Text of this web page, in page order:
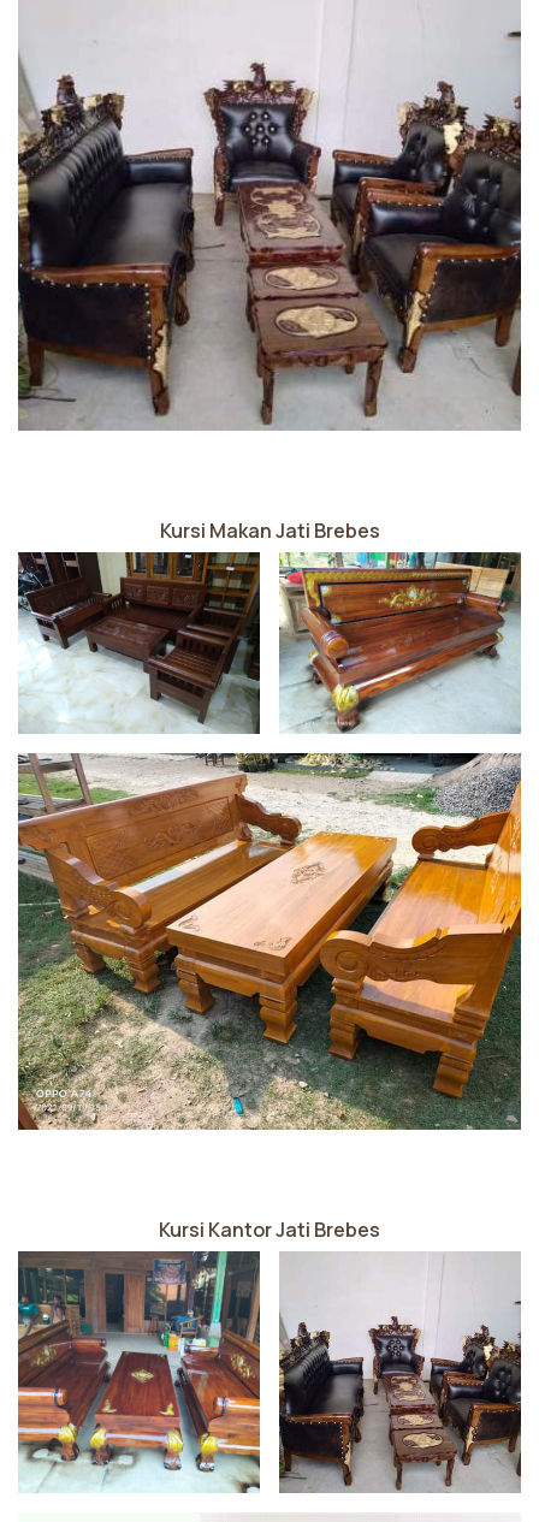
Kursi Makan Jati Brebes
Kursi Kantor Jati Brebes